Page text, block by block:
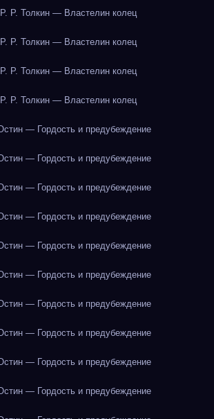
Р. Толкин — Властелин колец
Р. Толкин — Властелин колец
Р. Толкин — Властелин колец
Р. Толкин — Властелин колец
— Гордость и предубеждение
— Гордость и предубеждение
— Гордость и предубеждение
— Гордость и предубеждение
— Гордость и предубеждение
— Гордость и предубеждение
— Гордость и предубеждение
— Гордость и предубеждение
— Гордость и предубеждение
— Гордость и предубеждение